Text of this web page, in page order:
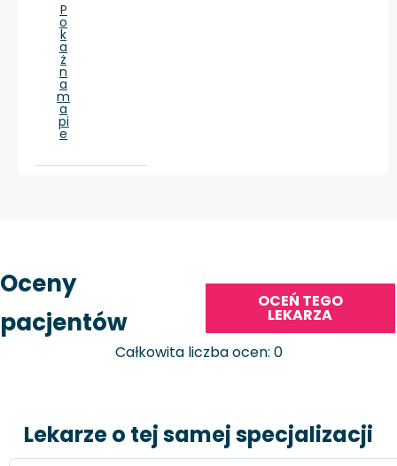
P
o
k
a
ż
n
a
m
a
pi
e
Oceny
pacjentów
OCEŃ TEGO
LEKARZA
Całkowita liczba ocen: 0
Lekarze o tej samej specjalizacji